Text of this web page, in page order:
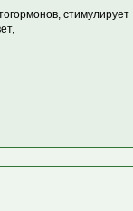
стимулирует